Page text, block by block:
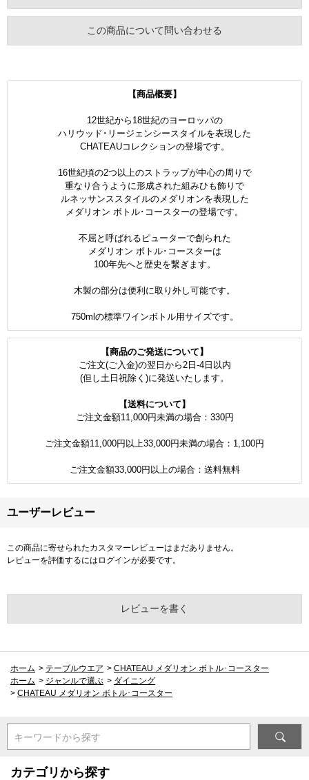
この商品について問い合わせる
【商品概要】
12世紀から18世紀のヨーロッパの
ハリウッド･リージェンシースタイルを表現した
CHATEAUコレクションの登場です。
16世紀頃の2つ以上のストラップが中心の周りで
重なり合うように形成された組みひも飾りで
ルネッサンススタイルのメダリオンを表現した
メダリオン ボトル･コースターの登場です。
不屈と呼ばれるピューターで創られた
メダリオン ボトル･コースターは
100年先へと歴史を繋ぎます。
木製の部分は便利に取り外し可能です。
750mlの標準ワインボトル用サイズです。
【商品のご発送について】
ご注文(ご入金)の翌日から2日-4日以内
(但し土日祝除く)に発送いたします。
【送料について】
ご注文金額11,000円未満の場合：330円
ご注文金額11,000円以上33,000円未満の場合：1,100円
ご注文金額33,000円以上の場合：送料無料
ユーザーレビュー
この商品に寄せられたカスタマーレビューはまだありません。
レビューを評価するには ログインが必要です。
レビューを書く
ホーム > テーブルウエア > CHATEAU メダリオン ボトル･コースター
ホーム > ジャンルで選ぶ > ダイニング
> CHATEAU メダリオン ボトル･コースター
キーワードから探す
カテゴリから探す